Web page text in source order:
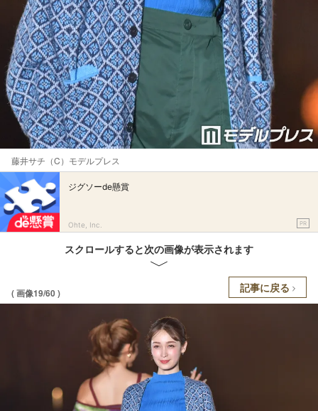
藤井サチ（C）モデルプレス
ジグソーde懸賞
Ohte, Inc. PR
スクロールすると次の画像が表示されます
( 画像19/60 ) 記事に戻る